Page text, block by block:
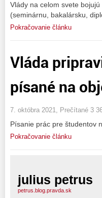
Vlády na celom svete
(seminárnu, bakalársku,
Pokračovanie článku
Vláda
písané na
7. októbra 2021, Prečítané 3
Písanie prác pre študentov
Pokračovanie článku
julius petrus
petrus.blog.pravda.sk